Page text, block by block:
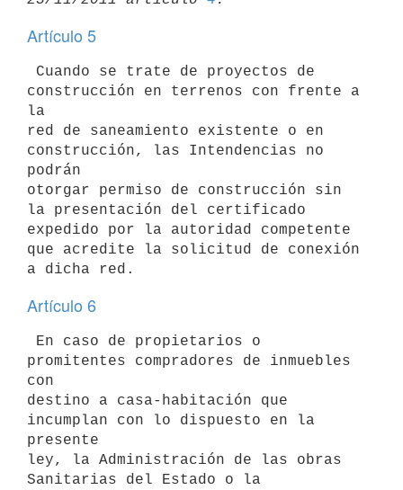
Artículo 5
construcción en terrenos con frente a
la
red de saneamiento existente o en
construcción, las Intendencias no
podrán
otorgar permiso de construcción sin
la presentación del certificado
expedido por la autoridad competente
que acredite la solicitud de conexión
Artículo 6
promitentes compradores de inmuebles
con
destino a casa-habitación que
incumplan con lo dispuesto en la
presente
ley, la Administración de las obras
Sanitarias del Estado o la